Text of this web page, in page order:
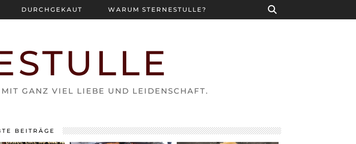
GANZ VIEL LIEBE UND LEIDENSCHAFT.
DURCHGEKAUT WARUM STERNESTULLE?
BEITRÄGE